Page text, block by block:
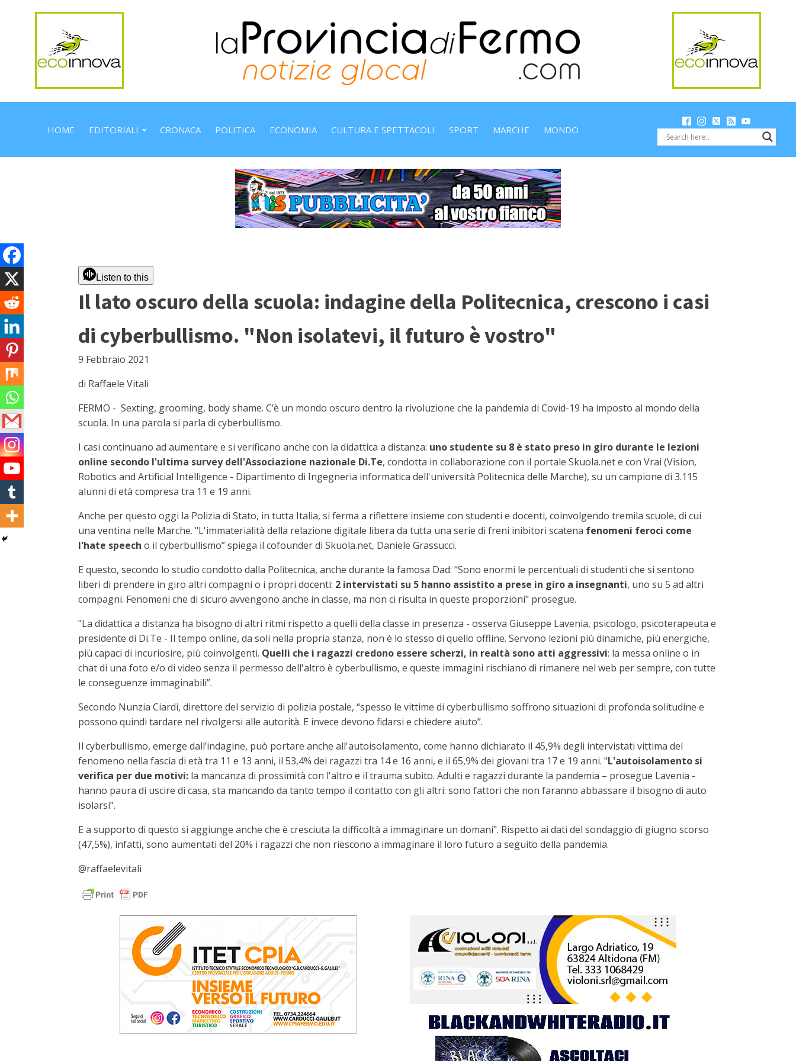
HOME EDITORIALI CRONACA POLITICA ECONOMIA CULTURA E SPETTACOLI SPORT MARCHE MONDO
Listen to this
Il lato oscuro della scuola: indagine della Politecnica, crescono i casi
di cyberbullismo. "Non isolatevi, il futuro è vostro"
9 Febbraio 2021
di Raffaele Vitali
FERMO - Sexting, grooming, body shame. C’è un mondo oscuro dentro la rivoluzione che la pandemia di Covid-19 ha imposto al mondo della
scuola. In una parola si parla di cyberbullismo.
I casi continuano ad aumentare e si verificano anche con la didattica a distanza: uno studente su 8 è stato preso in giro durante le lezioni
online secondo l'ultima survey dell'Associazione nazionale Di.Te, condotta in collaborazione con il portale Skuola.net e con Vrai (Vision,
Robotics and Artificial Intelligence - Dipartimento di Ingegneria informatica dell'università Politecnica delle Marche), su un campione di 3.115
alunni di età compresa tra 11 e 19 anni.
Anche per questo oggi la Polizia di Stato, in tutta Italia, si ferma a riflettere insieme con studenti e docenti, coinvolgendo tremila scuole, di cui
una ventina nelle Marche. "L'immaterialità della relazione digitale libera da tutta una serie di freni inibitori scatena fenomeni feroci come
l'hate speech o il cyberbullismo” spiega il cofounder di Skuola.net, Daniele Grassucci.
E questo, secondo lo studio condotto dalla Politecnica, anche durante la famosa Dad: “Sono enormi le percentuali di studenti che si sentono
liberi di prendere in giro altri compagni o i propri docenti: 2 intervistati su 5 hanno assistito a prese in giro a insegnanti, uno su 5 ad altri
compagni. Fenomeni che di sicuro avvengono anche in classe, ma non ci risulta in queste proporzioni" prosegue.
"La didattica a distanza ha bisogno di altri ritmi rispetto a quelli della classe in presenza - osserva Giuseppe Lavenia, psicologo, psicoterapeuta e
presidente di Di.Te - Il tempo online, da soli nella propria stanza, non è lo stesso di quello offline. Servono lezioni più dinamiche, più energiche,
più capaci di incuriosire, più coinvolgenti. Quelli che i ragazzi credono essere scherzi, in realtà sono atti aggressivi: la messa online o in
chat di una foto e/o di video senza il permesso dell'altro è cyberbullismo, e queste immagini rischiano di rimanere nel web per sempre, con tutte
le conseguenze immaginabili”.
Secondo Nunzia Ciardi, direttore del servizio di polizia postale, “spesso le vittime di cyberbullismo soffrono situazioni di profonda solitudine e
possono quindi tardare nel rivolgersi alle autorità. E invece devono fidarsi e chiedere aiuto”.
Il cyberbullismo, emerge dall’indagine, può portare anche all'autoisolamento, come hanno dichiarato il 45,9% degli intervistati vittima del
fenomeno nella fascia di età tra 11 e 13 anni, il 53,4% dei ragazzi tra 14 e 16 anni, e il 65,9% dei giovani tra 17 e 19 anni. "L'autoisolamento si
verifica per due motivi: la mancanza di prossimità con l'altro e il trauma subito. Adulti e ragazzi durante la pandemia – prosegue Lavenia -
hanno paura di uscire di casa, sta mancando da tanto tempo il contatto con gli altri: sono fattori che non faranno abbassare il bisogno di auto
isolarsi”.
E a supporto di questo si aggiunge anche che è cresciuta la difficoltà a immaginare un domani". Rispetto ai dati del sondaggio di giugno scorso
(47,5%), infatti, sono aumentati del 20% i ragazzi che non riescono a immaginare il loro futuro a seguito della pandemia.
@raffaelevitali